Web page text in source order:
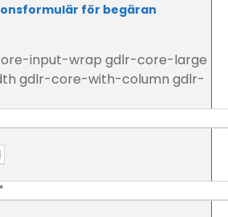
för begäran
input-wrap gdlr-core-large
gdlr-core-with-column gdlr-